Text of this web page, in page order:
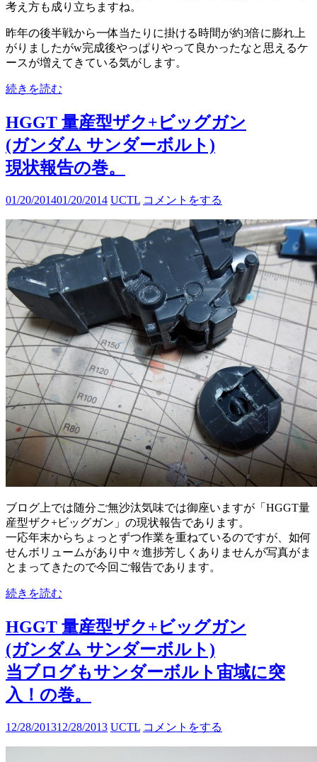
考え方も成り立ちますね。
昨年の後半戦から一体当たりに掛ける時間が約3倍に膨れ上
がりましたがw完成後やっぱりやって良かったなと思えるケ
ースが増えてきている気がします。
続きを読む
HGGT 量産型ザク+ビッグガン
(ガンダム サンダーボルト)
現状報告の巻。
01/20/201401/20/2014 UCTL コメントをする
ブログ上では随分ご無沙汰気味では御座いますが「HGGT量
産型ザク+ビッグガン」の現状報告であります。
一応年末からちょっとずつ作業を重ねているのですが、如何
せんボリュームがあり中々進捗芳しくありませんが写真がま
とまってきたので今回ご報告であります。
続きを読む
HGGT 量産型ザク+ビッグガン
(ガンダム サンダーボルト)
当ブログもサンダーボルト宙域に突
入！の巻。
12/28/201312/28/2013 UCTL コメントをする